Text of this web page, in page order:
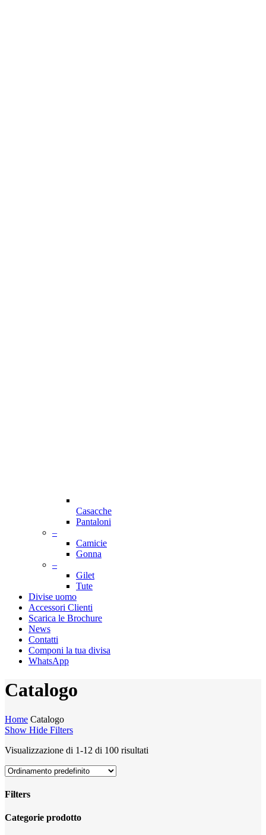
Casacche
Pantaloni
–
Camicie
Gonna
–
Gilet
Tute
Divise uomo
Accessori Clienti
Scarica le Brochure
News
Contatti
Componi la tua divisa
WhatsApp
Catalogo
Home Catalogo
Show Hide Filters
Visualizzazione di 1-12 di 100 risultati
Filters
Close
Categorie prodotto